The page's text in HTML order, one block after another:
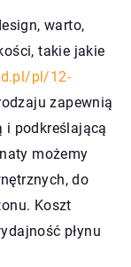
warto,
takie jakie
pl/12-
zapewnią
i podkreślającą
możemy
do
Koszt
płynu